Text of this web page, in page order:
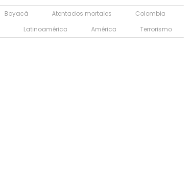
Boyacá Atentados mortales
Colombia
Latinoamérica América Terrorismo